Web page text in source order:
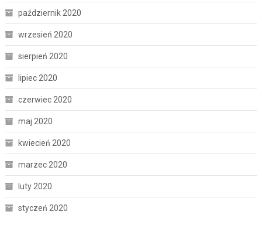
październik 2020
wrzesień 2020
sierpień 2020
lipiec 2020
czerwiec 2020
maj 2020
kwiecień 2020
marzec 2020
luty 2020
styczeń 2020